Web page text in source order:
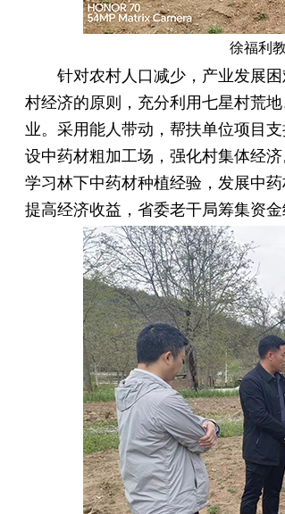
徐福利
针对农村人口减少，产业发展困
村经济的原则，充分利用七星村荒
业。采用能人带动，帮扶单位项目
设中药材粗加工场，强化村集体经
学习林下中药材种植经验，发展中
提高经济收益，省委老干局筹集资金